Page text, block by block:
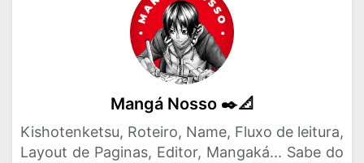
Mangá Nosso ✒️📐
Kishotenketsu, Roteiro, Name, Fluxo de leitura,
Layout de Paginas, Editor, Mangaká... Sabe do